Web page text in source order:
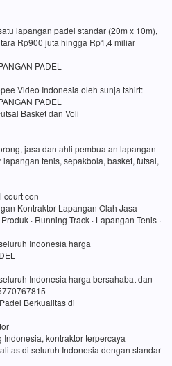
lapangan padel standar (20m x 10m),
Rp900 juta hingga Rp1,4 miliar
PADEL
Video Indonesia oleh sunja tshirt:
PADEL
Basket dan Voli
jasa dan ahli pembuatan lapangan
tenis, sepakbola, basket, futsal,
court con
Kontraktor Lapangan Olah Jasa
· Running Track · Lapangan Tenis ·
Indonesia harga
Indonesia harga bersahabat dan
Berkualitas di
kontraktor terpercaya
di seluruh Indonesia dengan standar